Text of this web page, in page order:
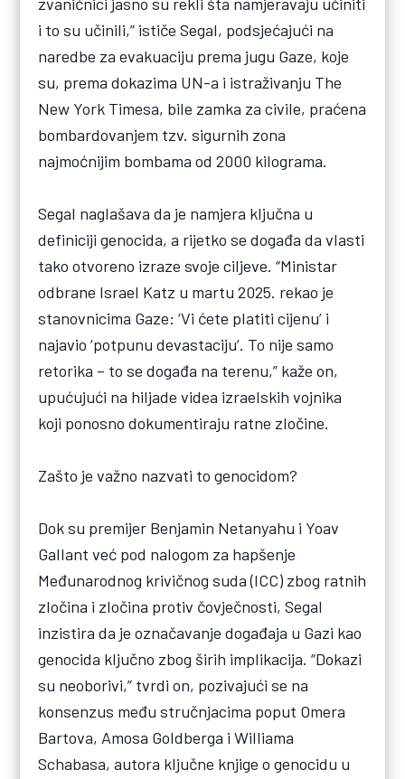
i to su učinili,” ističe Segal, podsjećajući na
naredbe za evakuaciju prema jugu Gaze, koje
su, prema dokazima UN-a i istraživanju The
New York Timesa, bile zamka za civile, praćena
bombardovanjem tzv. sigurnih zona
najmoćnijim bombama od 2000 kilograma.
Segal naglašava da je namjera ključna u
definiciji genocida, a rijetko se događa da vlasti
tako otvoreno izraze svoje ciljeve. “Ministar
odbrane Israel Katz u martu 2025. rekao je
stanovnicima Gaze: ‘Vi ćete platiti cijenu’ i
najavio ‘potpunu devastaciju’. To nije samo
retorika – to se događa na terenu,” kaže on,
upućujući na hiljade videa izraelskih vojnika
koji ponosno dokumentiraju ratne zločine.
Zašto je važno nazvati to genocidom?
Dok su premijer Benjamin Netanyahu i Yoav
Gallant već pod nalogom za hapšenje
Međunarodnog krivičnog suda (ICC) zbog ratnih
zločina i zločina protiv čovječnosti, Segal
inzistira da je označavanje događaja u Gazi kao
genocida ključno zbog širih implikacija. “Dokazi
su neoborivi,” tvrdi on, pozivajući se na
konsenzus među stručnjacima poput Omera
Bartova, Amosa Goldberga i Williama
Schabasa, autora ključne knjige o genocidu u